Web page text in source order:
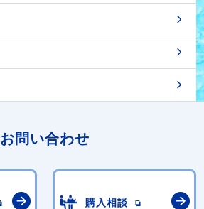
お問い合わせ
購入相談